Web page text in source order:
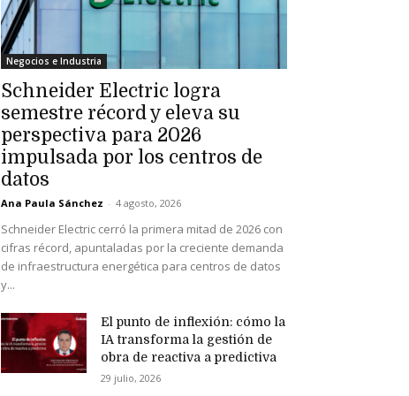
Negocios e Industria
Schneider Electric logra
semestre récord y eleva su
perspectiva para 2026
impulsada por los centros de
datos
Ana Paula Sánchez - 4 agosto, 2026
Schneider Electric cerró la primera mitad de 2026 con
cifras récord, apuntaladas por la creciente demanda
de infraestructura energética para centros de datos
y...
El punto de inflexión: cómo la
IA transforma la gestión de
obra de reactiva a predictiva
29 julio, 2026